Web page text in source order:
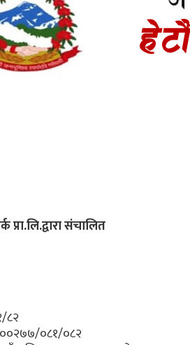
प्रा.लि.द्वारा संचालित
८२
००२७७/०८१/०८२